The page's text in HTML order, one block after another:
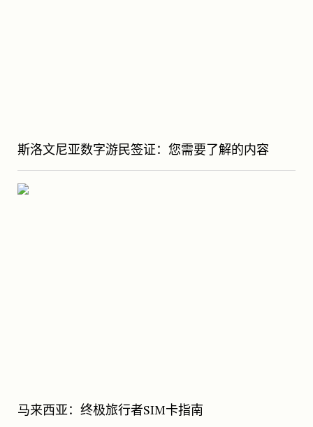
斯洛文尼亚数字游民签证：您需要了解的内容
马来西亚：终极旅行者SIM卡指南